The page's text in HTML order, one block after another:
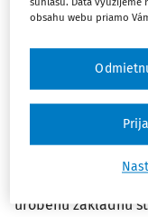
JUDr. Ing. Zdenka
ČLÁNKY
Kvalifikovanosť
zamestnanca.
urobenú základnú
obsahu webu priamo